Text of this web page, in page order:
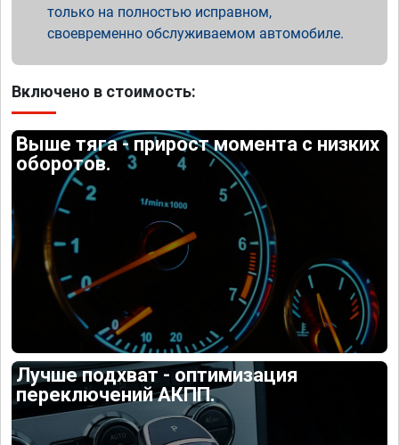
только на полностью исправном,
своевременно обслуживаемом автомобиле.
Включено в стоимость:
Выше тяга - прирост момента с низких
оборотов.
Лучше подхват - оптимизация
переключений АКПП.